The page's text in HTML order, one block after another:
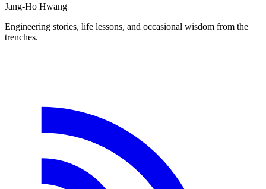
Jang-Ho Hwang
Engineering stories, life lessons, and occasional wisdom from the
trenches.